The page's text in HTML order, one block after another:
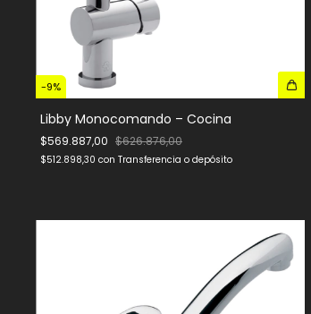
-9%
Libby Monocomando – Cocina
$569.887,00 $626.876,00
$512.898,30 con Transferencia o depósito